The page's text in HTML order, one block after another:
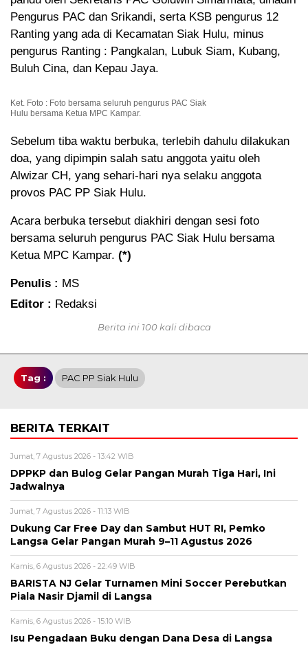
Pengurus PAC dan Srikandi, serta KSB pengurus 12
Ranting yang ada di Kecamatan Siak Hulu, minus
pengurus Ranting : Pangkalan, Lubuk Siam, Kubang,
Buluh Cina, dan Kepau Jaya.
Ket. Foto : Foto bersama seluruh pengurus PAC Siak
Hulu bersama Ketua MPC Kampar.
Sebelum tiba waktu berbuka, terlebih dahulu dilakukan
doa, yang dipimpin salah satu anggota yaitu oleh
Alwizar CH, yang sehari-hari nya selaku anggota
provos PAC PP Siak Hulu.
Acara berbuka tersebut diakhiri dengan sesi foto
bersama seluruh pengurus PAC Siak Hulu bersama
Ketua MPC Kampar. (*)
Penulis : MS
Editor : Redaksi
Berita ini 100 kali dibaca
Tag : PAC PP Siak Hulu
BERITA TERKAIT
Jumat, 7 Agustus 2026 - 13:42 WIB
DPPKP dan Bulog Gelar Pangan Murah Tiga Hari, Ini
Jadwalnya
Jumat, 7 Agustus 2026 - 11:13 WIB
Dukung Car Free Day dan Sambut HUT RI, Pemko
Langsa Gelar Pangan Murah 9–11 Agustus 2026
Kamis, 6 Agustus 2026 - 22:49 WIB
BARISTA NJ Gelar Turnamen Mini Soccer Perebutkan
Piala Nasir Djamil di Langsa
Kamis, 6 Agustus 2026 - 15:10 WIB
Isu Pengadaan Buku dengan Dana Desa di Langsa